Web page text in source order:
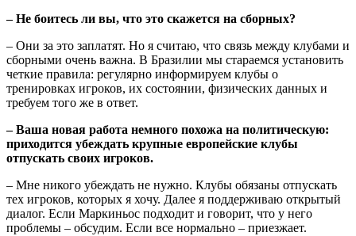
– Не боитесь ли вы, что это скажется на сборных?
– Они за это заплатят. Но я считаю, что связь между клубами и
сборными очень важна. В Бразилии мы стараемся установить
четкие правила: регулярно информируем клубы о
тренировках игроков, их состоянии, физических данных и
требуем того же в ответ.
– Ваша новая работа немного похожа на политическую:
приходится убеждать крупные европейские клубы
отпускать своих игроков.
– Мне никого убеждать не нужно. Клубы обязаны отпускать
тех игроков, которых я хочу. Далее я поддерживаю открытый
диалог. Если Маркиньос подходит и говорит, что у него
проблемы – обсудим. Если все нормально – приезжает.